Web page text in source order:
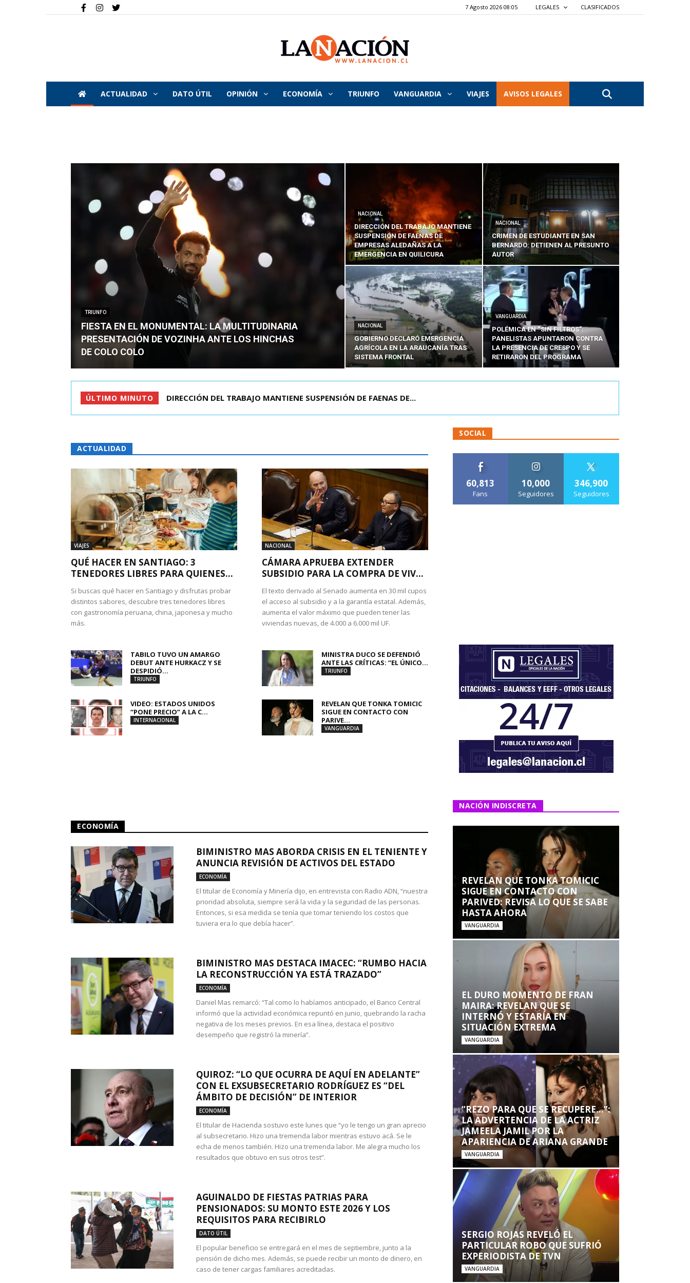
7 Agosto 2026 08:05 LEGALES CLASIFICADOS
La
Nación
ACTUALIDAD DATO ÚTIL OPINIÓN ECONOMÍA TRIUNFO VANGUARDIA VIAJES AVISOS LEGALES
TRIUNFO
FIESTA EN EL MONUMENTAL: LA MULTITUDINARIA
PRESENTACIÓN DE VOZINHA ANTE LOS HINCHAS
DE COLO COLO
NACIONAL
DIRECCIÓN DEL TRABAJO MANTIENE
SUSPENSIÓN DE FAENAS DE
EMPRESAS ALEDAÑAS A LA
EMERGENCIA EN QUILICURA
NACIONAL
CRIMEN DE ESTUDIANTE EN SAN
BERNARDO: DETIENEN AL PRESUNTO
AUTOR
NACIONAL
GOBIERNO DECLARÓ EMERGENCIA
AGRÍCOLA EN LA ARAUCANÍA TRAS
SISTEMA FRONTAL
VANGUARDIA
POLÉMICA EN “SIN FILTROS”:
PANELISTAS APUNTARON CONTRA
LA PRESENCIA DE CRESPO Y SE
RETIRARON DEL PROGRAMA
ÚLTIMO MINUTO DIRECCIÓN DEL TRABAJO MANTIENE SUSPENSIÓN DE FAENAS DE...
CRIMEN DE ESTUDIANTE EN SAN BERNARDO: DETIENEN AL PRES...
ACTUALIDAD
VIAJES
QUÉ HACER EN SANTIAGO: 3
TENEDORES LIBRES PARA QUIENES...
Si buscas qué hacer en Santiago y disfrutas probar
distintos sabores, descubre tres tenedores libres
con gastronomía peruana, china, japonesa y mucho
más.
NACIONAL
CÁMARA APRUEBA EXTENDER
SUBSIDIO PARA LA COMPRA DE VIV...
El texto derivado al Senado aumenta en 30 mil cupos
el acceso al subsidio y a la garantía estatal. Además,
aumenta el valor máximo que pueden tener las
viviendas nuevas, de 4.000 a 6.000 mil UF.
TABILO TUVO UN AMARGO
DEBUT ANTE HURKACZ Y SE
DESPIDIÓ...
TRIUNFO
MINISTRA DUCO SE DEFENDIÓ
ANTE LAS CRÍTICAS: “EL ÚNICO...
TRIUNFO
VIDEO: ESTADOS UNIDOS
“PONE PRECIO” A LA C...
INTERNACIONAL
REVELAN QUE TONKA TOMICIC
SIGUE EN CONTACTO CON
PARIVE...
VANGUARDIA
ECONOMÍA
BIMINISTRO MAS ABORDA CRISIS EN EL TENIENTE Y
ANUNCIA REVISIÓN DE ACTIVOS DEL ESTADO
ECONOMÍA
El titular de Economía y Minería dijo, en entrevista con Radio ADN, “nuestra
prioridad absoluta, siempre será la vida y la seguridad de las personas.
Entonces, si esa medida se tenía que tomar teniendo los costos que
tuviera era lo que debía hacer”.
BIMINISTRO MAS DESTACA IMACEC: “RUMBO HACIA
LA RECONSTRUCCIÓN YA ESTÁ TRAZADO”
ECONOMÍA
Daniel Mas remarcó: “Tal como lo habíamos anticipado, el Banco Central
informó que la actividad económica repuntó en junio, quebrando la racha
negativa de los meses previos. En esa línea, destaca el positivo
desempeño que registró la minería”.
QUIROZ: “LO QUE OCURRA DE AQUÍ EN ADELANTE”
CON EL EXSUBSECRETARIO RODRÍGUEZ ES “DEL
ÁMBITO DE DECISIÓN” DE INTERIOR
ECONOMÍA
El titular de Hacienda sostuvo este lunes que “yo le tengo un gran aprecio
al subsecretario. Hizo una tremenda labor mientras estuvo acá. Se le
echa de menos también. Hizo una tremenda labor. Me alegra mucho los
resultados que obtuvo en sus otros test”.
AGUINALDO DE FIESTAS PATRIAS PARA
PENSIONADOS: SU MONTO ESTE 2026 Y LOS
REQUISITOS PARA RECIBIRLO
DATO ÚTIL
El popular beneficio se entregará en el mes de septiembre, junto a la
pensión de dicho mes. Además, se puede recibir un monto de dinero, en
caso de tener cargas familiares acreditadas.
SOCIAL
60,813
Fans
10,000
Seguidores
346,900
Seguidores
NACIÓN INDISCRETA
REVELAN QUE TONKA TOMICIC
SIGUE EN CONTACTO CON
PARIVED: REVISA LO QUE SE SABE
HASTA AHORA
VANGUARDIA
EL DURO MOMENTO DE FRAN
MAIRA: REVELAN QUE SE
INTERNÓ Y ESTARÍA EN
SITUACIÓN EXTREMA
VANGUARDIA
“REZO PARA QUE SE RECUPERE…”:
LA ADVERTENCIA DE LA ACTRIZ
JAMEELA JAMIL POR LA
APARIENCIA DE ARIANA GRANDE
VANGUARDIA
SERGIO ROJAS REVELÓ EL
PARTICULAR ROBO QUE SUFRIÓ
EXPERIODISTA DE TVN
VANGUARDIA